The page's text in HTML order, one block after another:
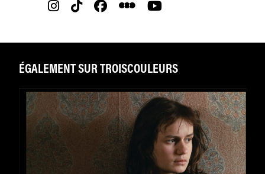
ÉGALEMENT SUR TROISCOULEURS